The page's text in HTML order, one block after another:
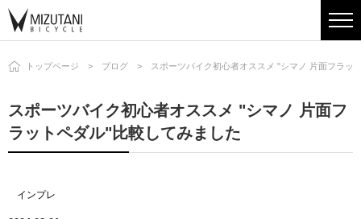
トップページ ブログ スポーツバイク初心者オススメ "シマノ 片面フラッ
スポーツバイク初心者オススメ "シマノ 片面フ
ラットペダル"比較してみました
インプレ